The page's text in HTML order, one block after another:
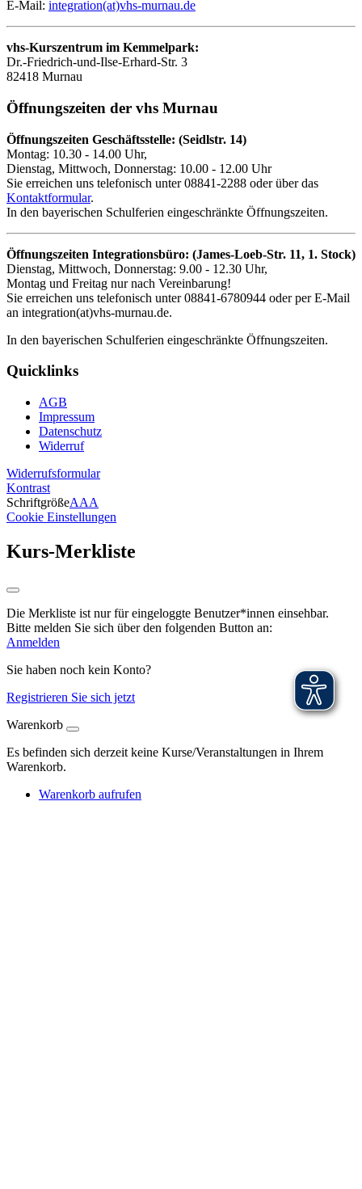
E-Mail: integration(at)vhs-murnau.de
vhs-Kurszentrum im Kemmelpark:
Dr.-Friedrich-und-Ilse-Erhard-Str. 3
82418 Murnau
Öffnungszeiten der vhs Murnau
Öffnungszeiten Geschäftsstelle: (Seidlstr. 14)
Montag: 10.30 - 14.00 Uhr,
Dienstag, Mittwoch, Donnerstag: 10.00 - 12.00 Uhr
Sie erreichen uns telefonisch unter 08841-2288 oder über das
Kontaktformular.
In den bayerischen Schulferien eingeschränkte Öffnungszeiten.
Öffnungszeiten Integrationsbüro: (James-Loeb-Str. 11, 1. Stock)
Dienstag, Mittwoch, Donnerstag: 9.00 - 12.30 Uhr,
Montag und Freitag nur nach Vereinbarung!
Sie erreichen uns telefonisch unter 08841-6780944 oder per E-Mail
an integration(at)vhs-murnau.de.
In den bayerischen Schulferien eingeschränkte Öffnungszeiten.
Quicklinks
AGB
Impressum
Datenschutz
Widerruf
Widerrufsformular
Kontrast
SchriftgrößeAAA
Cookie Einstellungen
Kurs-Merkliste
Die Merkliste ist nur für eingeloggte Benutzer*innen einsehbar.
Bitte melden Sie sich über den folgenden Button an:
Anmelden
Sie haben noch kein Konto?
Registrieren Sie sich jetzt
Warenkorb
Es befinden sich derzeit keine Kurse/Veranstaltungen in Ihrem
Warenkorb.
Warenkorb aufrufen